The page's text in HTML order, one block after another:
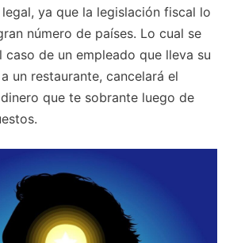
ya que la legislación fiscal lo
número de países. Lo cual se
caso de un empleado que lleva su
un restaurante, cancelará el
que te sobrante luego de